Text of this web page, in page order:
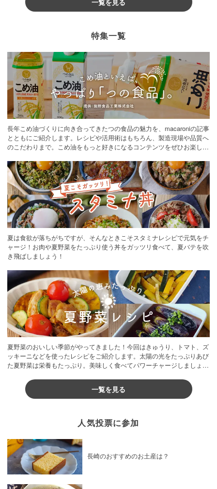
一覧を見る
特集一覧
長年こめ油づくりに向き合ってきたつの食品の魅力を、macaroniの記事
とともにご紹介します。レシピや活用術はもちろん、製造現場や品質へ
のこだわりまで。こめ油をもっと好きになるコンテンツをぜひお楽しみ
夏は食欲が落ちがちですが、そんなときこそスタミナレシピで元気をチ
ャージ！お肉や夏野菜をたっぷり使う丼をガッツリ食べて、夏バテを吹
き飛ばしましょう！
夏野菜のおいしい季節がやってきました！今回はきゅうり、トマト、ズ
ッキーニなどを使ったレシピをご紹介します。太陽の光をたっぷりあび
た夏野菜は栄養もたっぷり。美味しく食べてパワーチャージしましょう
一覧を見る
人気投票に参加
長崎のおすすめのお土産は？